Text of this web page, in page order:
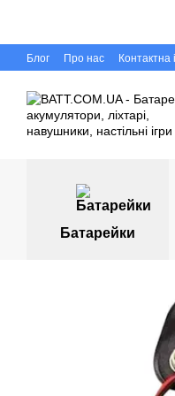
Блог Про нас Контактна
Батарейки